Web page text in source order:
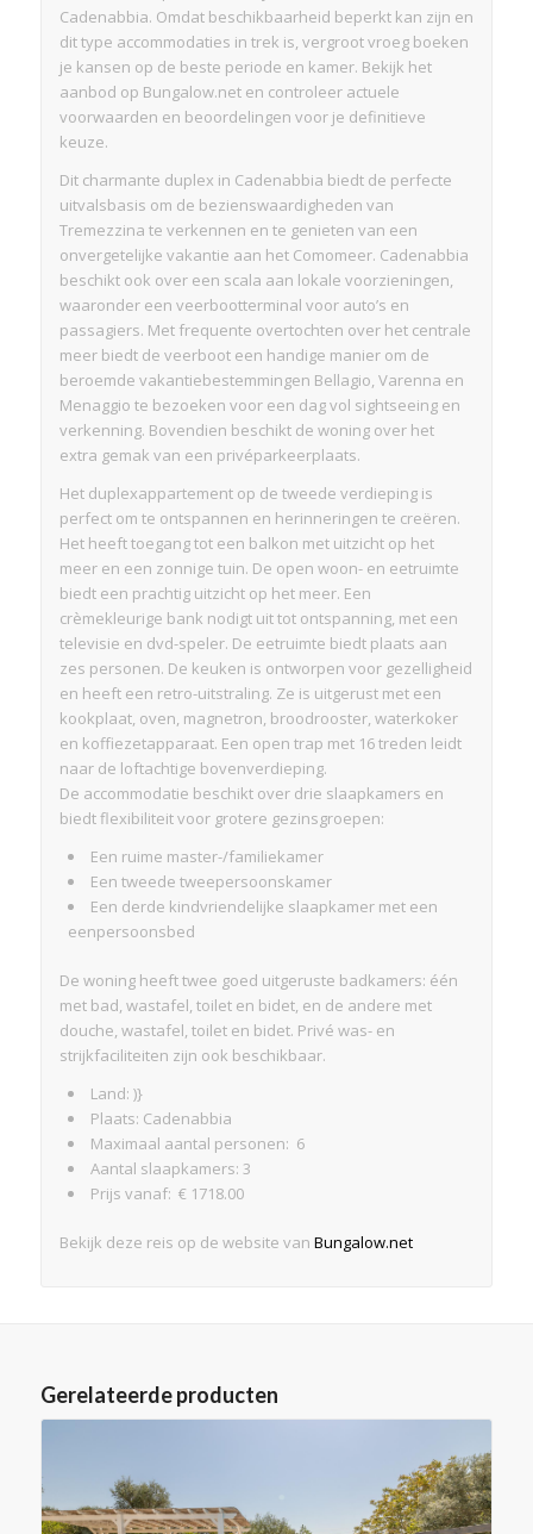
Cadenabbia. Omdat beschikbaarheid beperkt kan zijn en
dit type accommodaties in trek is, vergroot vroeg boeken
je kansen op de beste periode en kamer. Bekijk het
aanbod op Bungalow.net en controleer actuele
voorwaarden en beoordelingen voor je definitieve
keuze.
Dit charmante duplex in Cadenabbia biedt de perfecte
uitvalsbasis om de bezienswaardigheden van
Tremezzina te verkennen en te genieten van een
onvergetelijke vakantie aan het Comomeer. Cadenabbia
beschikt ook over een scala aan lokale voorzieningen,
waaronder een veerbootterminal voor auto’s en
passagiers. Met frequente overtochten over het centrale
meer biedt de veerboot een handige manier om de
beroemde vakantiebestemmingen Bellagio, Varenna en
Menaggio te bezoeken voor een dag vol sightseeing en
verkenning. Bovendien beschikt de woning over het
extra gemak van een privéparkeerplaats.
Het duplexappartement op de tweede verdieping is
perfect om te ontspannen en herinneringen te creëren.
Het heeft toegang tot een balkon met uitzicht op het
meer en een zonnige tuin. De open woon- en eetruimte
biedt een prachtig uitzicht op het meer. Een
crèmekleurige bank nodigt uit tot ontspanning, met een
televisie en dvd-speler. De eetruimte biedt plaats aan
zes personen. De keuken is ontworpen voor gezelligheid
en heeft een retro-uitstraling. Ze is uitgerust met een
kookplaat, oven, magnetron, broodrooster, waterkoker
en koffiezetapparaat. Een open trap met 16 treden leidt
naar de loftachtige bovenverdieping.
De accommodatie beschikt over drie slaapkamers en
biedt flexibiliteit voor grotere gezinsgroepen:
Een ruime master-/familiekamer
Een tweede tweepersoonskamer
Een derde kindvriendelijke slaapkamer met een
eenpersoonsbed
De woning heeft twee goed uitgeruste badkamers: één
met bad, wastafel, toilet en bidet, en de andere met
douche, wastafel, toilet en bidet. Privé was- en
strijkfaciliteiten zijn ook beschikbaar.
Land: )}
Plaats: Cadenabbia
Maximaal aantal personen: 6
Aantal slaapkamers: 3
Prijs vanaf: € 1718.00
Bekijk deze reis op de website van Bungalow.net
Gerelateerde producten